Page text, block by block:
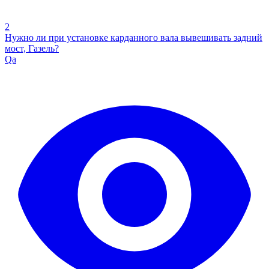
2
Нужно ли при установке карданного вала вывешивать задний
мост, Газель?
Qa